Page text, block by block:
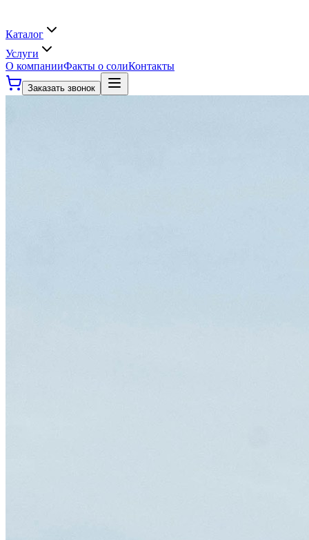
Каталог
Услуги
О компанииФакты о солиКонтакты
Заказать звонок